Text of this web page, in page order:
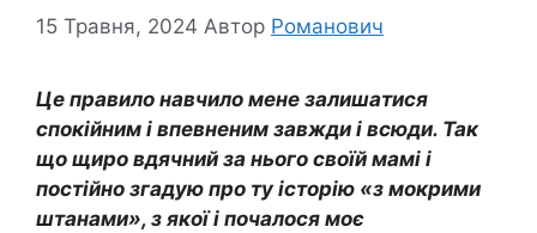
15 Травня, 2024 Автор Романович
Це правило навчило мене залишатися
спокійним і впевненим завжди і всюди. Так
що щиро вдячний за нього своїй мамі і
постійно згадую про ту історію «з мокрими
штанами», з якої і почалося моє